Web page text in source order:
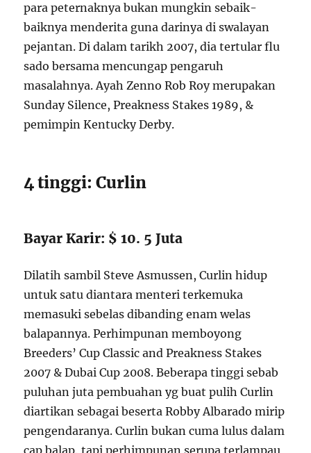
para peternaknya bukan mungkin sebaik-
baiknya menderita guna darinya di swalayan
pejantan. Di dalam tarikh 2007, dia tertular flu
sado bersama mencungap pengaruh
masalahnya. Ayah Zenno Rob Roy merupakan
Sunday Silence, Preakness Stakes 1989, &
pemimpin Kentucky Derby.
4 tinggi: Curlin
Bayar Karir: $ 10. 5 Juta
Dilatih sambil Steve Asmussen, Curlin hidup
untuk satu diantara menteri terkemuka
memasuki sebelas dibanding enam welas
balapannya. Perhimpunan memboyong
Breeders’ Cup Classic and Preakness Stakes
2007 & Dubai Cup 2008. Beberapa tinggi sebab
puluhan juta pembuahan yg buat pulih Curlin
diartikan sebagai beserta Robby Albarado mirip
pengendaranya. Curlin bukan cuma lulus dalam
cap balap, tapi perhimpunan serupa terlampau